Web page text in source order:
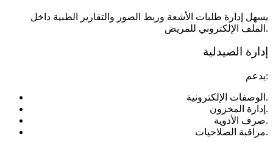
يسهل إدارة طلبات الأشعة وربط الصور والتقارير الطبية داخل
الملف الإلكتروني للمريض.
إدارة الصيدلية
يدعم:
الوصفات الإلكترونية.
إدارة المخزون.
صرف الأدوية.
مراقبة الصلاحيات.